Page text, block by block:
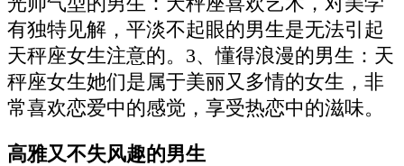
有独特见解，平淡不起眼的男生是无法引起
天秤座女生注意的。3、懂得浪漫的男生：天
秤座女生她们是属于美丽又多情的女生，非
常喜欢恋爱中的感觉，享受热恋中的滋味。
高雅又不失风趣的男生